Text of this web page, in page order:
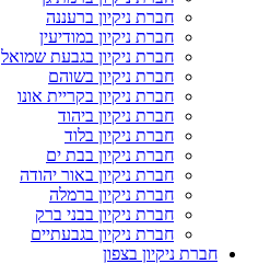
חברת ניקיון ברעננה
חברת ניקיון במודיעין
חברת ניקיון בגבעת שמואל
חברת ניקיון בשוהם
חברת ניקיון בקריית אונו
חברת ניקיון ביהוד
חברת ניקיון בלוד
חברת ניקיון בבת ים
חברת ניקיון באור יהודה
חברת ניקיון ברמלה
חברת ניקיון בבני ברק
חברת ניקיון בגבעתיים
חברת ניקיון בצפון